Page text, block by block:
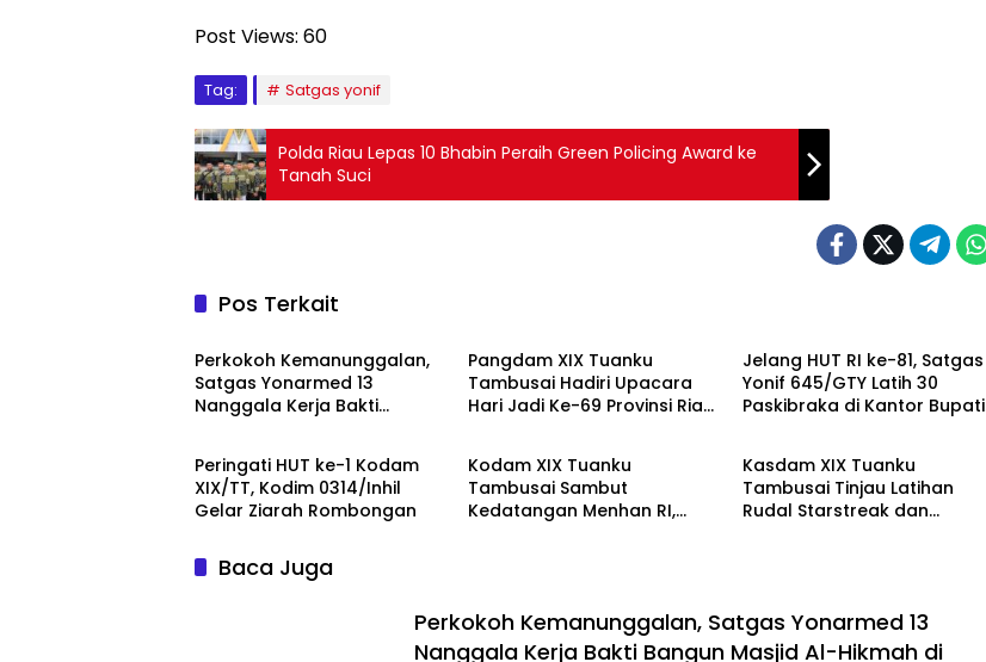
Post Views: 60
Tag: Satgas yonif
Polda Riau Lepas 10 Bhabin Peraih Green Policing Award ke
Tanah Suci
Pos Terkait
TNI
Perkokoh Kemanunggalan,
Satgas Yonarmed 13
Nanggala Kerja Bakti
Pangdam XIX Tuanku
Tambusai Hadiri Upacara
Hari Jadi Ke-69 Provinsi Riau
Jelang HUT RI ke-81, Satgas
Yonif 645/GTY Latih 30
Paskibraka di Kantor Bupati
TNI
Peringati HUT ke-1 Kodam
XIX/TT, Kodim 0314/Inhil
Gelar Ziarah Rombongan
TNI
Kodam XIX Tuanku
Tambusai Sambut
Kedatangan Menhan RI,
TNI
Kasdam XIX Tuanku
Tambusai Tinjau Latihan
Rudal Starstreak dan
Baca Juga
Perkokoh Kemanunggalan, Satgas Yonarmed 13
Nanggala Kerja Bakti Bangun Masjid Al-Hikmah di